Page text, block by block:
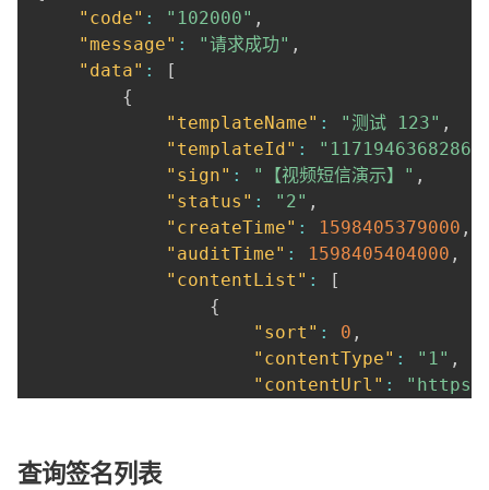
"code" : "102000" ,
"message" : "请求成功" ,
"data" :
[
{
"templateName" : "测试 123" ,
"templateId" :
"sign" : "【视频短信演示】" ,
"status" : "2" ,
"createTime" : 1598405379000 ,
"auditTime" : 1598405404000 ,
"contentList" :
[
{
"sort" : 0 ,
"contentType" : "1" ,
"contentUrl" :
查询签名列表